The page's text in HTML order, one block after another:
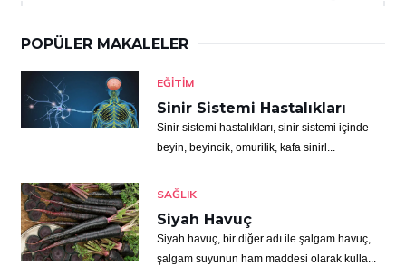
POPÜLER MAKALELER
EĞITIM
Sinir Sistemi Hastalıkları
Sinir sistemi hastalıkları, sinir sistemi içinde
beyin, beyincik, omurilik, kafa sinirl...
SAĞLIK
Siyah Havuç
Siyah havuç, bir diğer adı ile şalgam havuç,
şalgam suyunun ham maddesi olarak kulla...